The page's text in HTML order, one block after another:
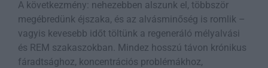
A következmény: nehezebben alszunk el, többször
megébredünk éjszaka, és az alvásminőség is romlik –
vagyis kevesebb időt töltünk a regeneráló mélyalvási
és REM szakaszokban. Mindez hosszú távon krónikus
fáradtsághoz, koncentrációs problémákhoz,